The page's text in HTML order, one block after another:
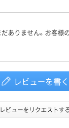
ありません。お客様
レビューを書く
レビューをリクエストす